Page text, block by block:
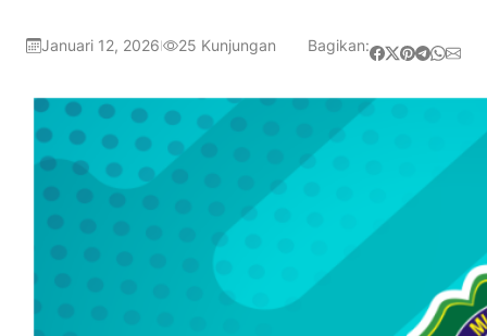
Januari 12, 2026 25 Kunjungan Bagikan: Share on Facebook Share on X Share on Pinterest Share on TelegramShare on WhatsApp Share on Email